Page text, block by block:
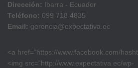
Dirección: Ibarra - Ecuador
Teléfono: 099 718 4835
Email: gerencia@expectativa.ec
<a href=”https://www.facebook.com/
<img src=”http://www.expectativa.ec/wp-